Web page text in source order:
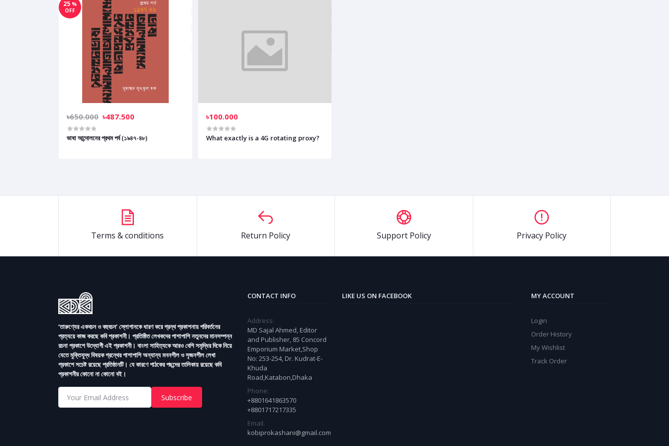
25 %
OFF
৳650.000 ৳487.500
ভাষা আন্দোলনের প্রথম পর্ব (১৯৪৭-৪৮)
৳100.000
What exactly is a 4G rotating proxy?
Terms & conditions Return Policy Support Policy Privacy Policy
‘তারুণ্যের একবচন ও বহুবচন’ স্লোগানকে ধারণ করে গ্রন্থ প্রকাশনায় পরিবর্তনের
প্রত্যয়ে কাজ করছে কবি প্রকাশনী। প্রতিষ্ঠিত লেখকদের পাশাপাশি নতুনদের মানসম্পন্ন
রচনা প্রকাশে উদ্যোগী এই প্রকাশনী। বাংলা সাহিত্যকে আরও বেশি সমৃদ্ধির দিকে নিয়ে
যেতে মুক্তিযুদ্ধ বিষয়ক গ্রন্থের পাশাপাশি অন্যান্য মননশীল ও সৃজনশীল লেখা
প্রকাশে সচেষ্ট রয়েছে প্রতিষ্ঠানটি। যে কারণে পাঠকের পছন্দের তালিকায় রয়েছে কবি
প্রকাশনীর কোনো না কোনো বই।
Subscribe
CONTACT INFO
Address:
MD Sajal Ahmed, Editor
and Publisher, 85 Concord
Emporium Market,Shop
No: 253-254, Dr. Kudrat-E-
Khuda
Road,Katabon,Dhaka
Phone:
+8801641863570
+8801717217335
Email:
kobiprokashani@gmail.com
LIKE US ON FACEBOOK MY ACCOUNT
Login
Order History
My Wishlist
Track Order